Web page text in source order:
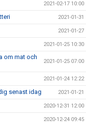
2021-02-17 10:00
2021-01-31
2021-01-27
2021-01-25 10:30
om mat och
2021-01-25 07:00
2021-01-24 12:22
senast idag 2021-01-21
2020-12-31 12:00
2020-12-24 09:45